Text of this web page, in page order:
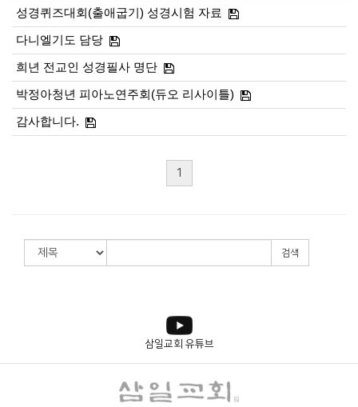
성경퀴즈대회(출애굽기) 성경시험 자료
다니엘기도 담당
희년 전교인 성경필사 명단
박정아청년 피아노연주회(듀오 리사이틀)
감사합니다.
1
검색
삼일교회 유튜브